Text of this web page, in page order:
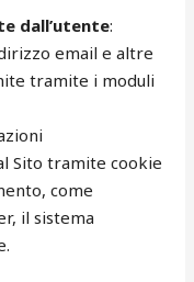
dall’utente:
email e altre
tramite i moduli
Sito tramite cookie
come
il sistema